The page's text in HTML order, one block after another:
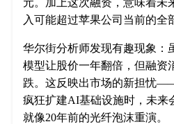
入可能超过苹果公司当前的全
华尔街分析师发现有趣现象：
模型让股价一年翻倍，但融资
跌。这反映出市场的新担忧
疯狂扩建AI基础设施时，未来
就像20年前的光纤泡沫重演。